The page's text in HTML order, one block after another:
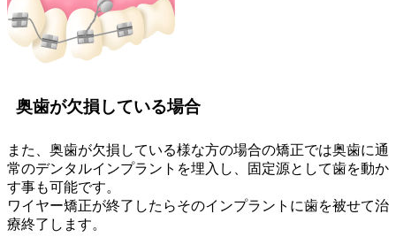
奥歯が欠損している場合
また、奥歯が欠損している様な方の場合の矯正では奥歯に通
常のデンタルインプラントを埋入し、固定源として歯を動か
す事も可能です。
ワイヤー矯正が終了したらそのインプラントに歯を被せて治
療終了します。